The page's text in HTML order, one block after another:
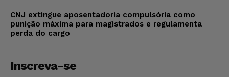
CNJ extingue aposentadoria compulsória como
punição máxima para magistrados e regulamenta
perda do cargo
Inscreva-se